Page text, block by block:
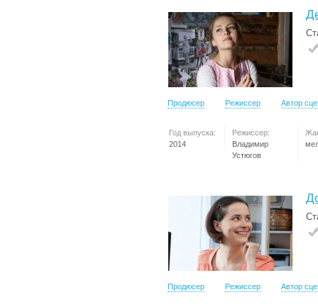
Продюсер Режиссер Автор
Год выпуска:
2014
Режиссер:
Владимир
Устюгов
Продюсер Режиссер Автор